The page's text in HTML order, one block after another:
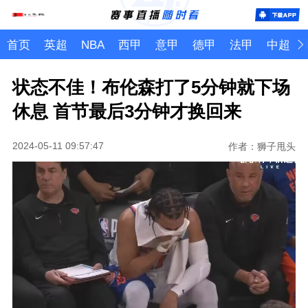
首页 英超 NBA 西甲 意甲 德甲 法甲 中超
状态不佳！布伦森打了5分钟就下场
休息 首节最后3分钟才换回来
2024-05-11 09:57:47 作者：狮子甩头